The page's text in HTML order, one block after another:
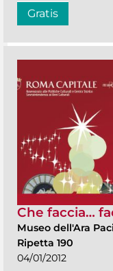
Gratis
Che faccia…
Museo dell'Ara
Ripetta 190
04/01/2012